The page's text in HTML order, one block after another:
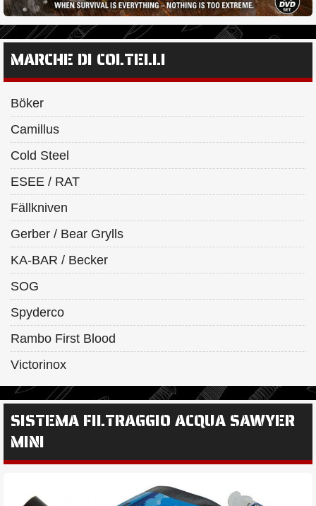
MARCHE DI COLTELLI
Böker
Camillus
Cold Steel
ESEE / RAT
Fällkniven
Gerber / Bear Grylls
KA-BAR / Becker
SOG
Spyderco
Rambo First Blood
Victorinox
SISTEMA FILTRAGGIO ACQUA SAWYER
MINI